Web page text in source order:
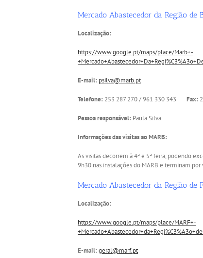
Mercado Abastecedor da Região de
Localização:
https://www.google.pt/maps/place/Marb+-
E-mail: psilva@marb.pt
Telefone: 253 287 270 / 961 330 343 Fax:
Pessoa responsável: Paula Silva
Informações das visitas ao MARB:
As visitas decorrem à 4ª e 5ª feira, podendo
9h30 nas instalações do MARB e terminam
Mercado Abastecedor da Região de
Localização:
https://www.google.pt/maps/place/MARF+-
E-mail: geral@marf.pt